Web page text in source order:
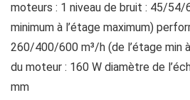
moteurs : 1 niveau de bruit : 45/54/
minimum à l’étage maximum)
260/400/600 m³/h (de l’étage min
du moteur : 160 W diamètre de
mm